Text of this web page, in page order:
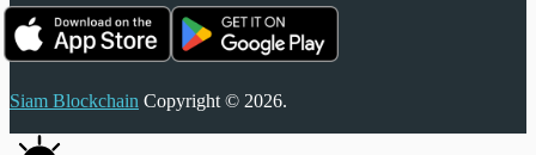
Siam Blockchain Copyright © 2026.